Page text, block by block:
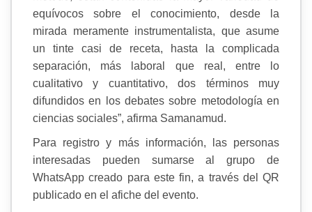
equívocos sobre el conocimiento, desde la
mirada meramente instrumentalista, que asume
un tinte casi de receta, hasta la complicada
separación, más laboral que real, entre lo
cualitativo y cuantitativo, dos términos muy
difundidos en los debates sobre metodología en
ciencias sociales”, afirma Samanamud.
Para registro y más información, las personas
interesadas pueden sumarse al grupo de
WhatsApp creado para este fin, a través del QR
publicado en el afiche del evento.